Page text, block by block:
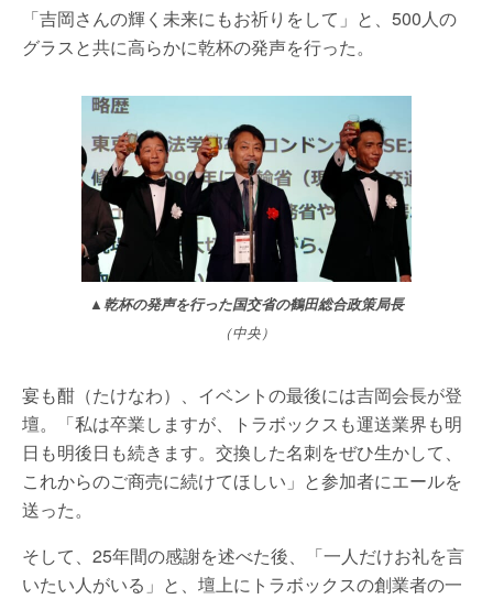
「吉岡さんの輝く未来にもお祈りをして」と、500人の
グラスと共に高らかに乾杯の発声を行った。
▲乾杯の発声を行った国交省の鶴田総合政策局長
（中央）
宴も酣（たけなわ）、イベントの最後には吉岡会長が登
壇。「私は卒業しますが、トラボックスも運送業界も明
日も明後日も続きます。交換した名刺をぜひ生かして、
これからのご商売に続けてほしい」と参加者にエールを
送った。
そして、25年間の感謝を述べた後、「一人だけお礼を言
いたい人がいる」と、壇上にトラボックスの創業者の一